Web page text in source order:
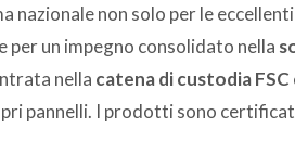
nazionale non solo per le eccellenti
un impegno consolidato nella
nella catena di custodia FSC
pannelli. I prodotti sono